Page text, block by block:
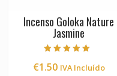
Incenso Goloka Nature
Jasmine
5.00
€1.50 IVA Incluído